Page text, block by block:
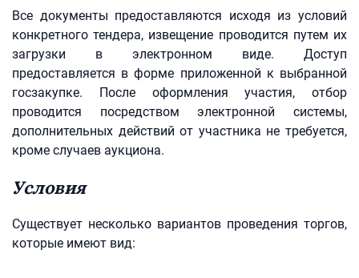
Все документы предоставляются исходя из условий
конкретного тендера, извещение проводится путем их
загрузки в электронном виде. Доступ
предоставляется в форме приложенной к выбранной
госзакупке. После оформления участия, отбор
проводится посредством электронной системы,
дополнительных действий от участника не требуется,
кроме случаев аукциона.
Условия
Существует несколько вариантов проведения торгов,
которые имеют вид: